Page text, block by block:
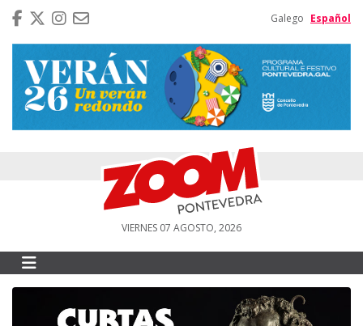
Galego Español
VIERNES 07 AGOSTO, 2026